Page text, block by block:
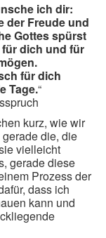
ich dir:
der Freude und
Gottes spürst
dich und für
für dich
Tage.“
kurz, wie wir
die, die
vielleicht
gerade diese
Prozess der
dass ich
kann und